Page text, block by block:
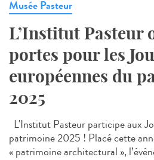
Musée Pasteur
L’Institut Pasteur
portes pour les
européennes du
2025
L'Institut Pasteur participe aux
patrimoine 2025 ! Placé cette
« patrimoine architectural »,